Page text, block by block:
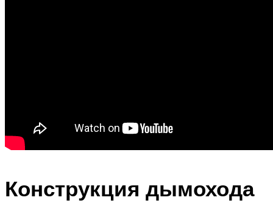
Конструкция дымохода